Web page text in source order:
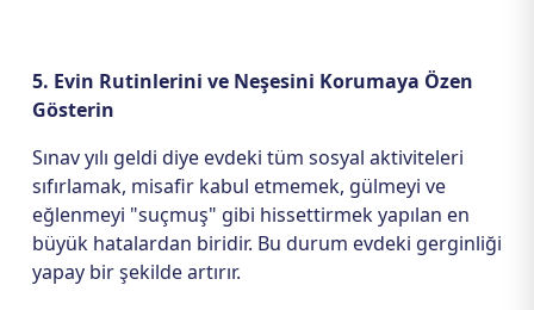
5. Evin Rutinlerini ve Neşesini Korumaya Özen
Gösterin
Sınav yılı geldi diye evdeki tüm sosyal aktiviteleri
sıfırlamak, misafir kabul etmemek, gülmeyi ve
eğlenmeyi "suçmuş" gibi hissettirmek yapılan en
büyük hatalardan biridir. Bu durum evdeki gerginliği
yapay bir şekilde artırır.